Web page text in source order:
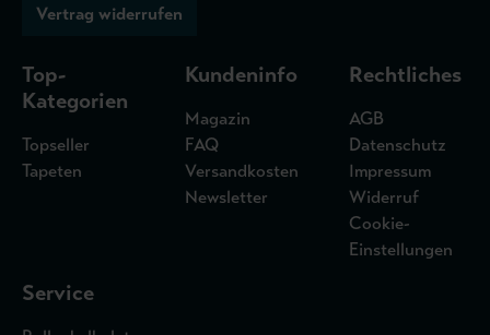
Vertrag widerrufen
Top-
Kategorien
Topseller
Tapeten
Kundeninfo
Magazin
FAQ
Versandkosten
Newsletter
Rechtliches
AGB
Datenschutz
Impressum
Widerruf
Cookie-
Einstellungen
Service